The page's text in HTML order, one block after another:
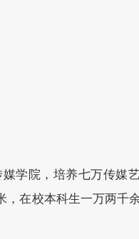
学院，培养七万传媒
在校本科生一万两千